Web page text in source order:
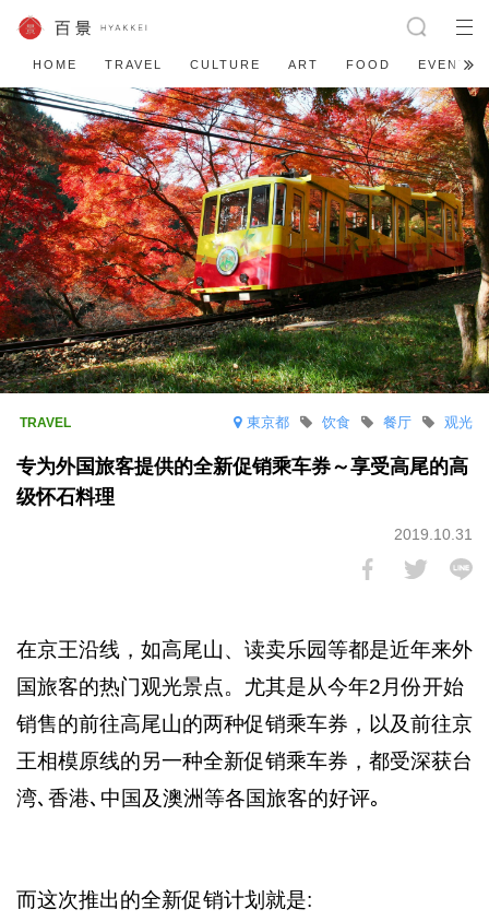
HOME TRAVEL CULTURE ART FOOD EVENT
東京都 观光
餐厅
饮食
专为外国旅客提供的全新促销乘车券～享受高尾的高
级怀石料理
2019.10.31
在京王沿线，如高尾山、读卖乐园等都是近年来外
国旅客的热门观光景点。尤其是从今年2月份开始
销售的前往高尾山的两种促销乘车券，以及前往京
王相模原线的另一种全新促销乘车券，都受深获台
湾､香港､中国及澳洲等各国旅客的好评｡
而这次推出的全新促销计划就是: